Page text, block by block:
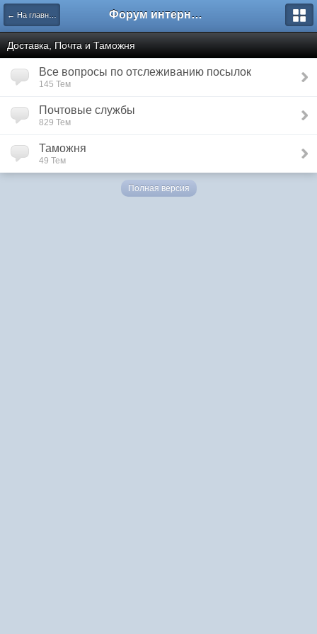
← На главную Форум интернет покупателей
Доставка, Почта и Таможня
Все вопросы по отслеживанию посылок
145 Тем
Почтовые службы
829 Тем
Таможня
49 Тем
Полная версия